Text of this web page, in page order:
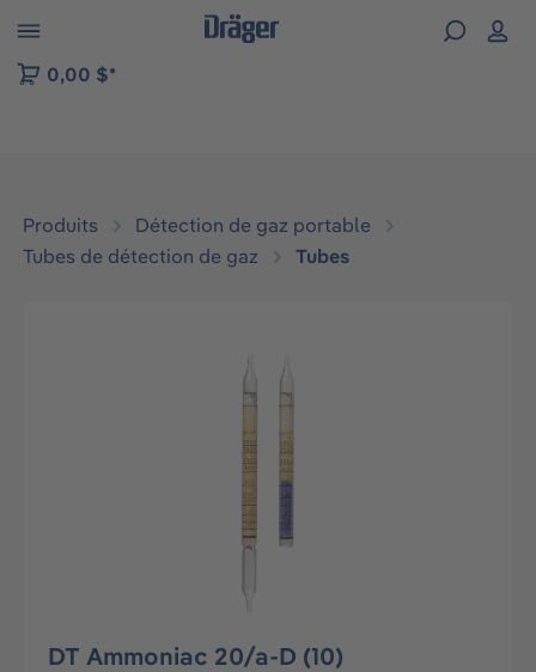
to B2B platform navigation
0,00 $*
Produits
Détection de gaz portable
Tubes de détection de gaz
Tubes
Ignorer la galerie d'images
DT Ammoniac 20/a-D (10)